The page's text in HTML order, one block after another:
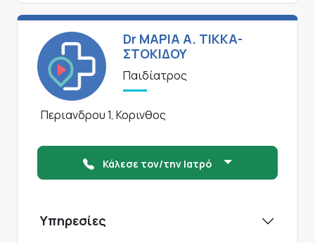
Dr ΜΑΡΙΑ Α. ΤΙΚΚΑ-
ΣΤΟΚΙΔΟΥ
Παιδίατρος
Περιανδρου 1, Κορινθος
Κάλεσε τον/την Ιατρό
Υπηρεσίες